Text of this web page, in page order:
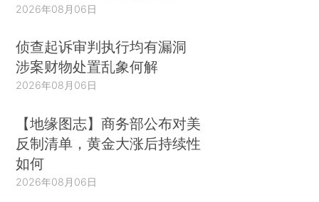
2026年08月06日
侦查起诉审判执行均有漏洞
涉案财物处置乱象何解
2026年08月06日
【地缘图志】商务部公布对美
反制清单，黄金大涨后持续性
如何
2026年08月06日